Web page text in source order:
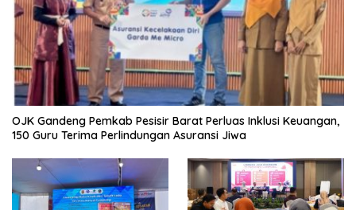
OJK Gandeng Pemkab Pesisir Barat Perluas Inklusi Keuangan,
150 Guru Terima Perlindungan Asuransi Jiwa